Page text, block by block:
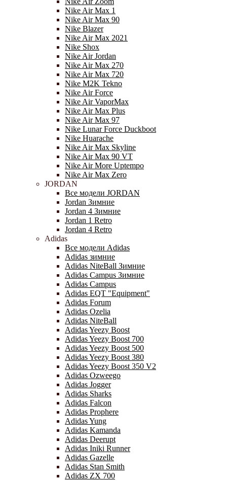
Nike Air Max 1
Nike Air Max 90
Nike Blazer
Nike Air Max 2021
Nike Shox
Nike Air Jordan
Nike Air Max 270
Nike Air Max 720
Nike M2K Tekno
Nike Air Force
Nike Air VaporMax
Nike Air Max Plus
Nike Air Max 97
Nike Lunar Force Duckboot
Nike Huarache
Nike Air Max Skyline
Nike Air Max 90 VT
Nike Air More Uptempo
Nike Air Max Zero
JORDAN
Все модели JORDAN
Jordan Зимние
Jordan 4 Зимние
Jordan 1 Retro
Jordan 4 Retro
Adidas
Все модели Adidas
Adidas зимние
Adidas NiteBall Зимние
Adidas Campus Зимние
Adidas Campus
Adidas EQT "Equipment"
Adidas Forum
Adidas Ozelia
Adidas NiteBall
Adidas Yeezy Boost
Adidas Yeezy Boost 700
Adidas Yeezy Boost 500
Adidas Yeezy Boost 380
Adidas Yeezy Boost 350 V2
Adidas Ozweego
Adidas Jogger
Adidas Sharks
Adidas Falcon
Adidas Prophere
Adidas Yung
Adidas Kamanda
Adidas Deerupt
Adidas Iniki Runner
Adidas Gazelle
Adidas Stan Smith
Adidas ZX 700